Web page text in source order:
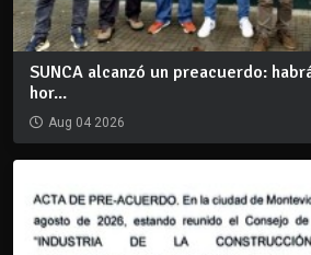
SUNCA alcanzó un preacuerdo:
hor...
Aug 04 2026